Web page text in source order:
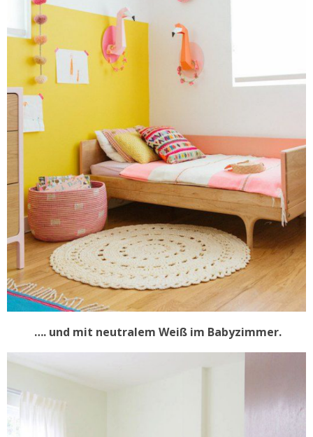
…. und mit neutralem Weiß im Babyzimmer.